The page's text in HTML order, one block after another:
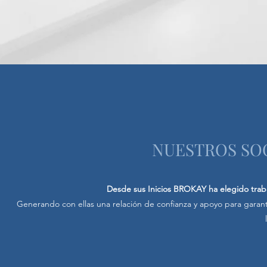
NUESTROS
Desde sus Inicios BROKAY ha elegido
Generando con ellas una relación de confianza y apoyo para